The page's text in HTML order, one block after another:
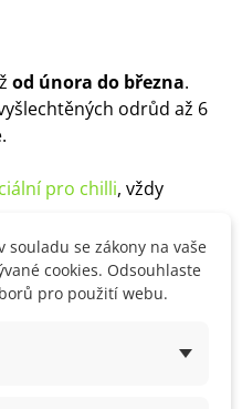
od února do března.
odrůd až 6
pro chilli, vždy
posledních mrazech.
vhodné je také pěstování
substrát např.
souladu se zákony na vaše
cookies. Odsouhlaste
pro použití webu.